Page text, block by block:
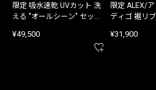
限定 吸水速乾 UVカット 洗
える "オールシーン" セット
¥49,500
限定 ALEX/
ディゴ 裾リ
¥31,900